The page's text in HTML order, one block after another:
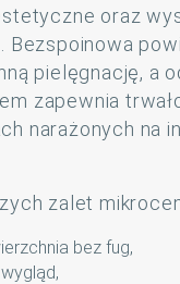
oraz
Bezspoinowa
pielęgnację, a
zapewnia
narażonych na
zalet
bez fug,